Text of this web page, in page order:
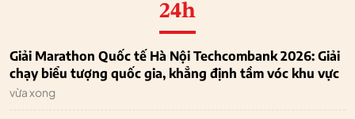
24h
Giải Marathon Quốc tế Hà Nội Techcombank 2026: Giải
chạy biểu tượng quốc gia, khẳng định tầm vóc khu vực
vừa xong